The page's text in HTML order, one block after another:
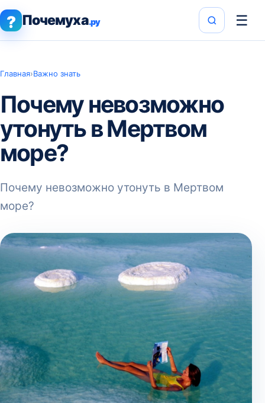
? Почемуха.ру ☰
Главная›Важно знать
Почему невозможно
утонуть в Мертвом
море?
Почему невозможно утонуть в Мертвом
море?